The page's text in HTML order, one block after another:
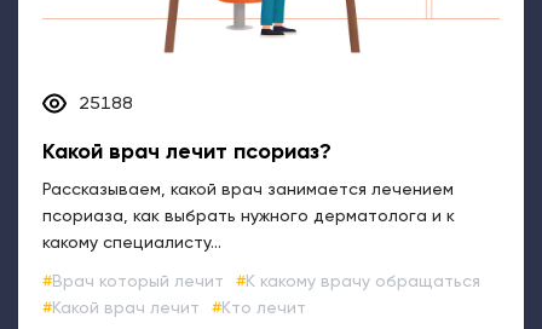
25188
Какой врач лечит псориаз?
Рассказываем, какой врач занимается лечением
псориаза, как выбрать нужного дерматолога и к
какому специалисту...
Врач который лечит
К какому врачу обращаться
Какой врач лечит
Кто лечит